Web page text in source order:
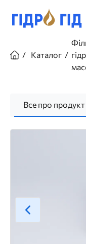
основного
навіґаціїКаталог
Все про продукт